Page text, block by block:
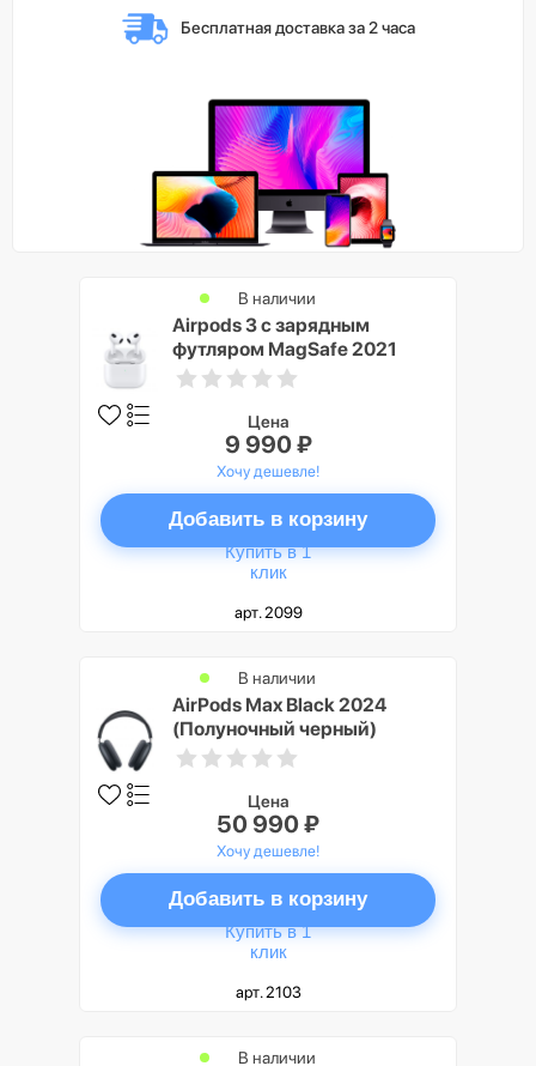
Бесплатная доставка за 2 часа
Airpods 3 с зарядным
футляром MagSafe 2021
В наличии
Цена
9 990 ₽
Хочу дешевле!
Добавить в корзину
Купить в 1
клик
арт. 2099
AirPods Max Black 2024
(Полуночный черный)
В наличии
Цена
50 990 ₽
Хочу дешевле!
Добавить в корзину
Купить в 1
клик
арт. 2103
В наличии